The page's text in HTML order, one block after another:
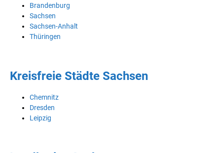
Brandenburg
Sachsen
Sachsen-Anhalt
Thüringen
Kreisfreie Städte Sachsen
Chemnitz
Dresden
Leipzig